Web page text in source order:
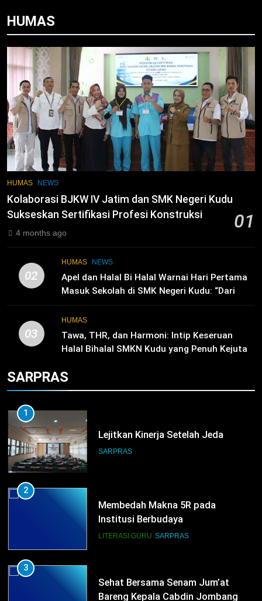
Wilayah Surabaya
NEWS PKL
2
Membangun Komunikasi dengan
Orangtua untuk Sukseskan PKL
Kompetensi Keahlian TKRO
NEWS PKL
3
Surabaya
KURIKULUM PKL
Lebih Dekat dengan Bengkel Nissan
Surabaya
KURIKULUM PKL
5
TKRO Berani Adu Nyali di Auto
2000
HUMAS
HUMAS NEWS
Kolaborasi BJKW IV Jatim dan SMK Negeri Kudu
Sukseskan Sertifikasi Profesi Konstruksi
01
4 months ago
02
HUMAS NEWS
Apel dan Halal Bi Halal Warnai Hari Pertama
Masuk Sekolah di SMK Negeri Kudu: “Dari
Ruang Kelas Akan Lahir Pemimpin, Inovator,
dan Generasi Unggul”
03
HUMAS
Tawa, THR, dan Harmoni: Intip Keseruan
Halal Bihalal SMKN Kudu yang Penuh Kejutan
SARPRAS
1
Lejitkan Kinerja Setelah Jeda
SARPRAS
2
Membedah Makna 5R pada
Institusi Berbudaya
LITERASI GURU SARPRAS
3
Sehat Bersama Senam Jum’at
Bareng Kepala Cabdin Jombang